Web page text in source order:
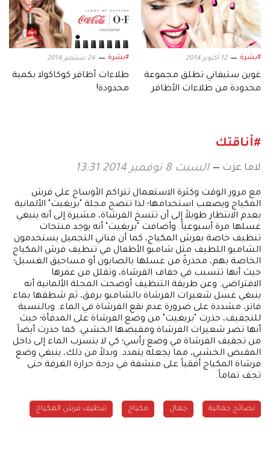
#بشرة 12 أكتوبر 2014
غوين ستيفاني تطلق مجموعة
محدودة من طلاءات الأظافر
#بشرة 24 سبتمبر 2014
طلاءات أظافر كوكاكولا بكمية
محدودة!
#أناقتك
لاما عزت السبت 8 نوفمبر 2014 13:31
مع مرور الوقت وكثرة الاستعمال تتراكم الأوساخ على فرش
المكياج ويصعب استخدامها؛ لذا تنصح مجلة "بريغيت" الألمانية
بعدم الانتظار طويلاً إلى أن تتسخ الفرشاة، مشيرة إلى أنه ينبغي
غسلها مرة أسبوعياً. وأضافت "بريغيت" أنه يوجد منتجات
تنظيف خاصة بفرش المكياج، كما أن فناني التجميل يستخدمون
الشامبو اللطيف مثل شامبو الأطفال في تنظيف فرش المكياج
الخاصة بهم، محذرةً من غسلها بالصابون أو مساحيق الغسيل؛
حيث أنها تتسبب في جفاف الفرشاة، وتقلل من عمرها
الافتراضي. وعن طريقة التنظيف أوضحت المجلة الألمانية أنه
ينبغي غسل شعيرات الفرشاة بالشامبو برفق، ثم شطفها بماء
فاتر، مشددة على ضرورة عدم نقع الفرشاة في الماء. وبالنسبة
للتجفيف، حذرت "بريغيت" من وضع الفرشاة على المدفأة؛ حيث
أنها تضر شعيرات الفرشاة ومقبضها الخشبي. كما حذرت أيضاً
من تجفيف الفرشاة في وضع رأسي؛ كي لا يتسرب الماء إلى داخل
المقبض الخشبي، مما يجعله يتمدد. وبدلاً من ذلك، ينبغي وضع
فرشاة المكياج أفقياً على منشفة في درجة حرارة الغرفة حتى
تجف تماماً.
نصائح جمالية جمال مكياج تنظيف فرش المكياج